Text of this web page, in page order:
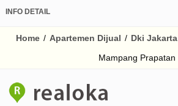
INFO DETAIL
Home / Apartemen Dijual / Dki Jakarta
Mampang Prapatan